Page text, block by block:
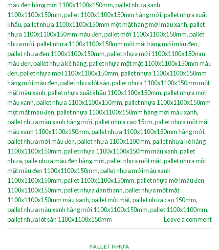
màu đen hàng mới 1100x1100x150mm,pallet nhựa xanh
1100x1100x150mm,pallet 1100x1100x150mm hàng mới,pallet nhựa xuất
khẩu,pallet nhựa 1100x1100x150mm một mặt hàng mới màu xanh,pallet
nhựa 1100x1100x150mm màu đen,pallet mới 1100x1100x150mm,pallet
nhựa mới,pallet nhựa 1100x1100x150mm một mặt hàng mới màu đen,
pallet nhựa đen 1100x1100x150mm,pallet nhựa mới 1100x1100x150mm
màu đen,pallet nhựa kê hàng,pallet nhựa một mặt 1100x1100x150mm màu
đen,pallet nhựa mới 1100x1100x150mm,pallet nhựa 1100x1100x150mm
hàng mới màu đen,pallet nhựa lót sàn,pallet nhựa 1100x1100x150mm một
mặt màu xanh,pallet nhựa xuất khẩu 1100x1100x150mm,pallet nhựa mới
màu xanh,pallet nhựa 1100x1100x150mm,pallet nhựa 1100x1100x150mm
một mặt màu đen,pallet nhựa 1100x1100x150mm hàng mới màu xanh,
pallet nhựa màu xanh hàng mới,pallet nhựa cao 15cm,pallet nhựa một mặt
màu xanh 1100x1100x150mm,pallet nhựa 1100x1100x150mm hàng mới,
pallet nhựa mới màu đen,pallet nhựa 1100x1100mm,pallet nhựa kê hàng
1100x1100x150mm,pallet nhựa 1100x1100x150mm màu xanh,pallet
nhựa,palle nhựa màu đen hàng mới,pallet nhựa một mặt,pallet nhựa một
mặt màu đen 1100x1100x150mm,pallet nhựa mới màu xanh
1100x1100x150mm,pallet 1100x1100x150mm,pallet nhựa mới màu đen
1100x1100x150mm,pallet nhựa đan thanh,pallet nhựa một mặt
1100x1100x150mm màu xanh,pallet một mặt,pallet nhựa cao 150mm,
pallet nhựa màu xanh hàng mới 1100x1100x150mm,pallet 1100x1100mm,
pallet nhựa lót sàn 1100x1100x150mm
Leave a comment
PALLET NHỰA